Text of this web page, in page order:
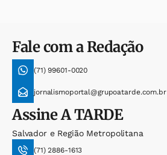
Fale com a Redação
(71) 99601-0020
jornalismoportal@grupoatarde.com.br
AssineA TARDE
Salvador e Região Metropolitana
(71) 2886-1613